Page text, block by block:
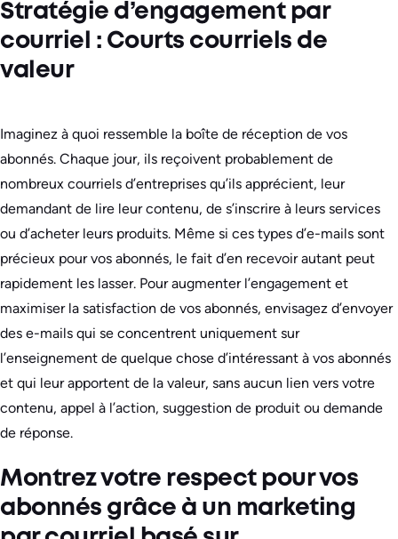
Stratégie d’engagement par
courriel : Courts courriels de
valeur
Imaginez à quoi ressemble la boîte de réception de vos
abonnés. Chaque jour, ils reçoivent probablement de
nombreux courriels d’entreprises qu’ils apprécient, leur
demandant de lire leur contenu, de s’inscrire à leurs services
ou d’acheter leurs produits. Même si ces types d’e-mails sont
précieux pour vos abonnés, le fait d’en recevoir autant peut
rapidement les lasser. Pour augmenter l’engagement et
maximiser la satisfaction de vos abonnés, envisagez d’envoyer
des e-mails qui se concentrent uniquement sur
l’enseignement de quelque chose d’intéressant à vos abonnés
et qui leur apportent de la valeur, sans aucun lien vers votre
contenu, appel à l’action, suggestion de produit ou demande
de réponse.
Montrez votre respect pour vos
abonnés grâce à un marketing